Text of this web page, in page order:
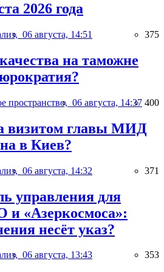
2026 года
06 августа, 14:51 375
на таможне
пространство, 06 августа, 14:37 400
визитом главы МИД
в Киев?
06 августа, 14:32 371
управления для
и «Азеркосмоса»:
несёт указ?
06 августа, 13:43 353